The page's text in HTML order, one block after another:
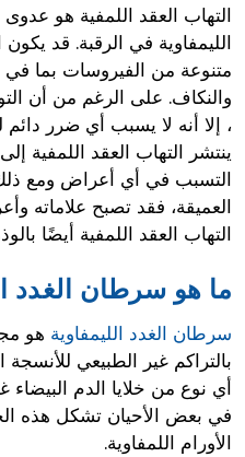
التهاب العقد اللمفية هو
الليمفاوية في الرقبة. قد
والنكاف. على الرغم من أن
، إلا أنه لا يسبب أي ضرر دائم
ينتشر التهاب العقد اللمفية
التسبب في أي أعراض ومع
العميقة، فقد تصبح علاماته
التهاب العقد اللمفية أيضًا
ما هو سرطان الغدد
سرطان الغدد الليمفاوية هو
بالتراكم غير الطبيعي
أي نوع من خلايا الدم البيضاء
في بعض الأحيان تشكل هذه
الأورام اللمفاوية.